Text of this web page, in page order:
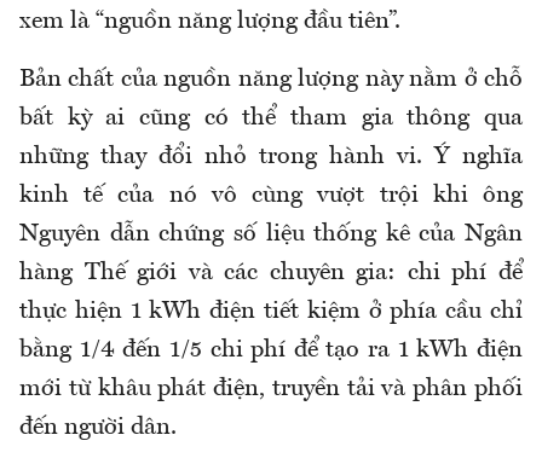
xem là “nguồn năng lượng đầu tiên”.
Bản chất của nguồn năng lượng này nằm ở chỗ
bất kỳ ai cũng có thể tham gia thông qua
những thay đổi nhỏ trong hành vi. Ý nghĩa
kinh tế của nó vô cùng vượt trội khi ông
Nguyên dẫn chứng số liệu thống kê của Ngân
hàng Thế giới và các chuyên gia: chi phí để
thực hiện 1 kWh điện tiết kiệm ở phía cầu chỉ
bằng 1/4 đến 1/5 chi phí để tạo ra 1 kWh điện
mới từ khâu phát điện, truyền tải và phân phối
đến người dân.